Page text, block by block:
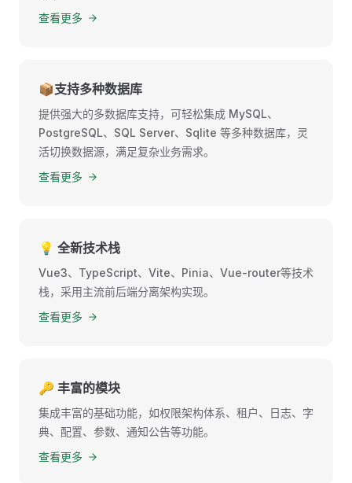
查看更多
📦支持多种数据库
提供强大的多数据库支持，可轻松集成 MySQL、
PostgreSQL、SQL Server、Sqlite 等多种数据库，灵
活切换数据源，满足复杂业务需求。
查看更多
💡 全新技术栈
Vue3、TypeScript、Vite、Pinia、Vue-router等技术
栈，采用主流前后端分离架构实现。
查看更多
🔑 丰富的模块
集成丰富的基础功能，如权限架构体系、租户、日志、字
典、配置、参数、通知公告等功能。
查看更多